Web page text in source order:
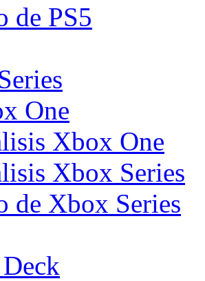
de PS5
One
Xbox One
Xbox Series
de Xbox Series